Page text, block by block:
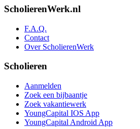
ScholierenWerk.nl
F.A.Q.
Contact
Over ScholierenWerk
Scholieren
Aanmelden
Zoek een bijbaantje
Zoek vakantiewerk
YoungCapital IOS App
YoungCapital Android App